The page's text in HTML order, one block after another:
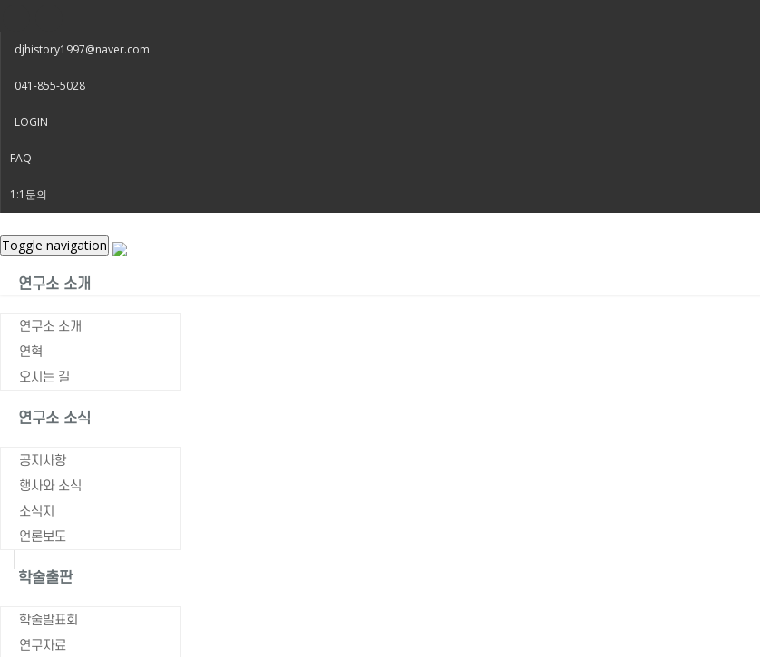
djhistory1997@naver.com
041-855-5028
LOGIN
FAQ
1:1문의
Toggle navigation
연구소 소개
연구소 소개
연혁
오시는 길
연구소 소식
공지사항
행사와 소식
소식지
언론보도
학술출판
학술발표회
연구자료